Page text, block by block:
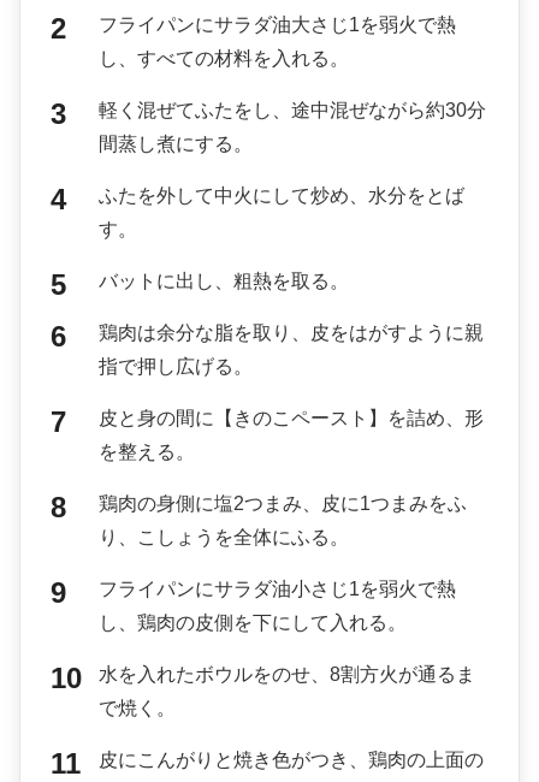
フライパンにサラダ油大さじ1を弱火で熱
し、すべての材料を入れる。
軽く混ぜてふたをし、途中混ぜながら約30分
間蒸し煮にする。
ふたを外して中火にして炒め、水分をとば
す。
バットに出し、粗熱を取る。
鶏肉は余分な脂を取り、皮をはがすように親
指で押し広げる。
皮と身の間に【きのこペースト】を詰め、形
を整える。
鶏肉の身側に塩2つまみ、皮に1つまみをふ
り、こしょうを全体にふる。
フライパンにサラダ油小さじ1を弱火で熱
し、鶏肉の皮側を下にして入れる。
水を入れたボウルをのせ、8割方火が通るま
で焼く。
皮にこんがりと焼き色がつき、鶏肉の上面の